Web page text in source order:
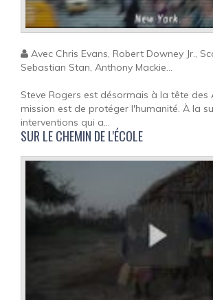
Avec Chris Evans, Robert Downey Jr.,
Sebastian Stan, Anthony Mackie...
Steve Rogers est désormais à la tête des
mission est de protéger l'humanité. À la
interventions qui a...
SUR LE CHEMIN DE L'ÉCOLE